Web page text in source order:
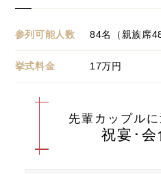
参列可能人数 84名（親族席
挙式料金 17万円
先輩カップル
祝宴･会